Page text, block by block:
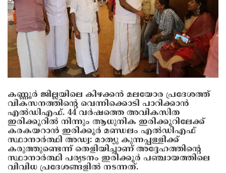
കണ്ണൂർ ജില്ലയിലെ കിഴക്കൻ മലയോര പ്രദേശത്ത്
വികസനത്തിന്റെ വെന്നിക്കൊടി പാറിക്കാൻ
എൽഡിഎഫ്. 44 വർഷത്തെ അവികസിത
ഇരിക്കൂറിൽ നിന്നും ആധുനിക ഇരിക്കൂറിലേക്ക്
കരകയറാൻ ഇരിക്കൂർ മണ്ഡലം എൽഡിഎഫ്
സ്ഥാനാർത്ഥി അഡ്വ: മാത്യു കുന്നപ്പള്ളിക്ക്
കരുത്തുണ്ടെന്ന് തെളിയിച്ചാണ് അദ്ദേഹത്തിന്റെ
സ്ഥാനാർത്ഥി പര്യടനം ഇരിക്കൂർ പഞ്ചായത്തിലെ
വിവിധ പ്രദേശങ്ങളിൽ നടന്നത്.